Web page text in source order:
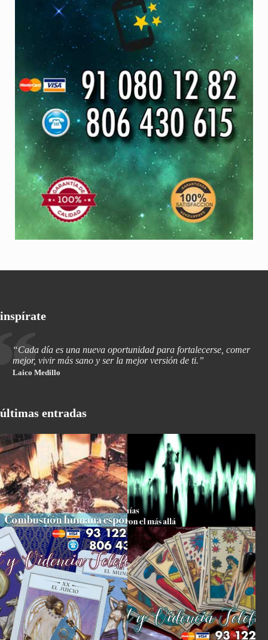
inspírate
“Cada día es una nueva oportunidad para fortalecerse, comer
mejor, vivir más sano y ser la mejor versión de ti.”
Laico Medillo
últimas entradas